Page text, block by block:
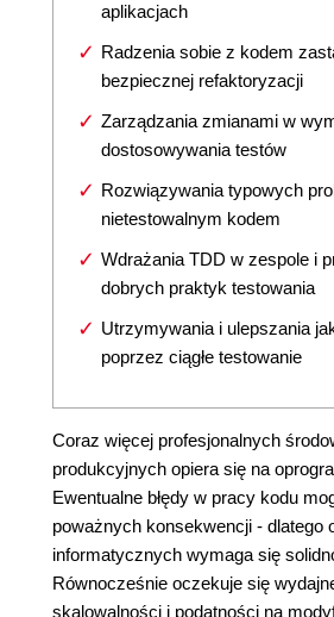
aplikacjach
Radzenia sobie z kodem
bezpiecznej refaktoryzacji
Zarządzania zmianami w
dostosowywania testów
Rozwiązywania typowych
nietestowalnym kodem
Wdrażania TDD w zespole i
dobrych praktyk testowania
Utrzymywania i ulepszania
poprzez ciągłe testowanie
Coraz więcej profesjonalnych
produkcyjnych opiera się na
Ewentualne błędy w pracy kodu
poważnych konsekwencji - dlatego
informatycznych wymaga się
Równocześnie oczekuje się
skalowalności i podatności na